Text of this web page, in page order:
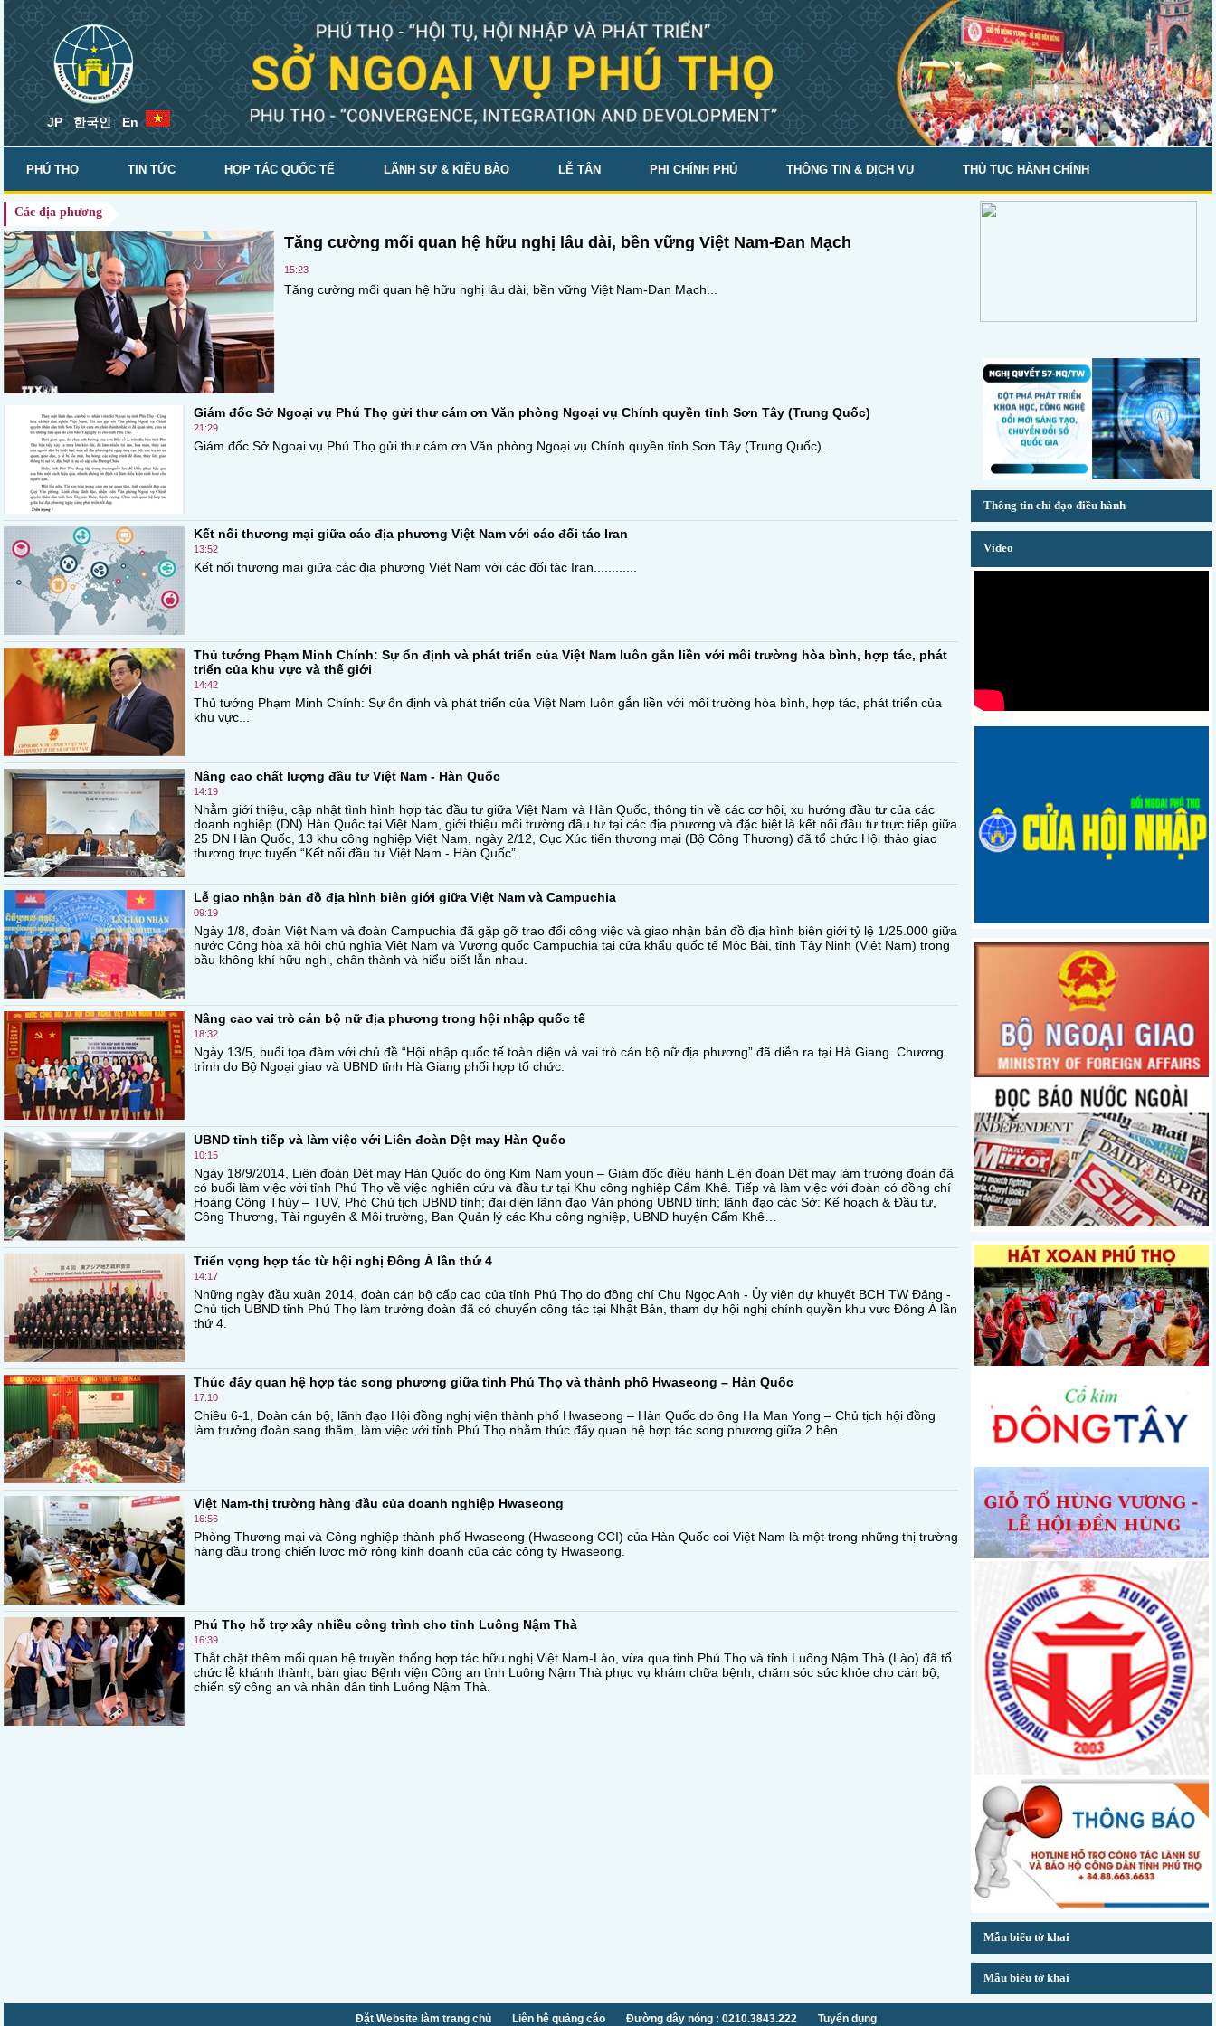
JP 한국인 En
PHÚ THỌ TIN TỨC HỢP TÁC QUỐC TẾ LÃNH SỰ & KIỀU BÀO LỄ TÂN PHI CHÍNH PHỦ THÔNG TIN & DỊCH VỤ THỦ TỤC HÀNH CHÍNH
SỞ NGOẠI VỤ
Các địa phương
Tăng cường mối quan hệ hữu nghị lâu dài, bền vững Việt Nam-Đan Mạch
15:23
Tăng cường mối quan hệ hữu nghị lâu dài, bền vững Việt Nam-Đan Mạch...
Giám đốc Sở Ngoại vụ Phú Thọ gửi thư cám ơn Văn phòng Ngoại vụ Chính quyền tỉnh Sơn Tây (Trung Quốc)
21:29
Giám đốc Sở Ngoại vụ Phú Thọ gửi thư cám ơn Văn phòng Ngoại vụ Chính quyền tỉnh Sơn Tây (Trung Quốc)...
Kết nối thương mại giữa các địa phương Việt Nam với các đối tác Iran
13:52
Kết nối thương mại giữa các địa phương Việt Nam với các đối tác Iran............
Thủ tướng Phạm Minh Chính: Sự ổn định và phát triển của Việt Nam luôn gắn liền với môi trường hòa bình, hợp tác, phát
triển của khu vực và thế giới
14:42
Thủ tướng Phạm Minh Chính: Sự ổn định và phát triển của Việt Nam luôn gắn liền với môi trường hòa bình, hợp tác, phát triển của
khu vực...
Nâng cao chất lượng đầu tư Việt Nam - Hàn Quốc
14:19
Nhằm giới thiệu, cập nhật tình hình hợp tác đầu tư giữa Việt Nam và Hàn Quốc, thông tin về các cơ hội, xu hướng đầu tư của các
doanh nghiệp (DN) Hàn Quốc tại Việt Nam, giới thiệu môi trường đầu tư tại các địa phương và đặc biệt là kết nối đầu tư trực tiếp giữa
25 DN Hàn Quốc, 13 khu công nghiệp Việt Nam, ngày 2/12, Cục Xúc tiến thương mại (Bộ Công Thương) đã tổ chức Hội thảo giao
thương trực tuyến “Kết nối đầu tư Việt Nam - Hàn Quốc”.
Lễ giao nhận bản đồ địa hình biên giới giữa Việt Nam và Campuchia
09:19
Ngày 1/8, đoàn Việt Nam và đoàn Campuchia đã gặp gỡ trao đổi công việc và giao nhận bản đồ địa hình biên giới tỷ lệ 1/25.000 giữa
nước Cộng hòa xã hội chủ nghĩa Việt Nam và Vương quốc Campuchia tại cửa khẩu quốc tế Mộc Bài, tỉnh Tây Ninh (Việt Nam) trong
bầu không khí hữu nghị, chân thành và hiểu biết lẫn nhau.
Nâng cao vai trò cán bộ nữ địa phương trong hội nhập quốc tế
18:32
Ngày 13/5, buổi tọa đàm với chủ đề “Hội nhập quốc tế toàn diện và vai trò cán bộ nữ địa phương” đã diễn ra tại Hà Giang. Chương
trình do Bộ Ngoại giao và UBND tỉnh Hà Giang phối hợp tổ chức.
UBND tỉnh tiếp và làm việc với Liên đoàn Dệt may Hàn Quốc
10:15
Ngày 18/9/2014, Liên đoàn Dệt may Hàn Quốc do ông Kim Nam youn – Giám đốc điều hành Liên đoàn Dệt may làm trưởng đoàn đã
có buổi làm việc với tỉnh Phú Thọ về việc nghiên cứu và đầu tư tại Khu công nghiệp Cẩm Khê. Tiếp và làm việc với đoàn có đồng chí
Hoàng Công Thủy – TUV, Phó Chủ tịch UBND tỉnh; đại diện lãnh đạo Văn phòng UBND tỉnh; lãnh đạo các Sở: Kế hoạch & Đầu tư,
Công Thương, Tài nguyên & Môi trường, Ban Quản lý các Khu công nghiệp, UBND huyện Cẩm Khê…
Triển vọng hợp tác từ hội nghị Đông Á lần thứ 4
14:17
Những ngày đầu xuân 2014, đoàn cán bộ cấp cao của tỉnh Phú Thọ do đồng chí Chu Ngọc Anh - Ủy viên dự khuyết BCH TW Đảng -
Chủ tịch UBND tỉnh Phú Thọ làm trưởng đoàn đã có chuyến công tác tại Nhật Bản, tham dự hội nghị chính quyền khu vực Đông Á lần
thứ 4.
Thúc đẩy quan hệ hợp tác song phương giữa tỉnh Phú Thọ và thành phố Hwaseong – Hàn Quốc
17:10
Chiều 6-1, Đoàn cán bộ, lãnh đạo Hội đồng nghị viện thành phố Hwaseong – Hàn Quốc do ông Ha Man Yong – Chủ tịch hội đồng
làm trưởng đoàn sang thăm, làm việc với tỉnh Phú Thọ nhằm thúc đẩy quan hệ hợp tác song phương giữa 2 bên.
Việt Nam-thị trường hàng đầu của doanh nghiệp Hwaseong
16:56
Phòng Thương mại và Công nghiệp thành phố Hwaseong (Hwaseong CCI) của Hàn Quốc coi Việt Nam là một trong những thị trường
hàng đầu trong chiến lược mở rộng kinh doanh của các công ty Hwaseong.
Phú Thọ hỗ trợ xây nhiều công trình cho tỉnh Luông Nậm Thà
16:39
Thắt chặt thêm mối quan hệ truyền thống hợp tác hữu nghị Việt Nam-Lào, vừa qua tỉnh Phú Thọ và tỉnh Luông Nậm Thà (Lào) đã tổ
chức lễ khánh thành, bàn giao Bệnh viện Công an tỉnh Luông Nậm Thà phục vụ khám chữa bệnh, chăm sóc sức khỏe cho cán bộ,
chiến sỹ công an và nhân dân tỉnh Luông Nậm Thà.
Thông tin chỉ đạo điều hành
Video
Mẫu biểu tờ khai
Mẫu biểu tờ khai
Đặt Website làm trang chủ Liên hệ quảng cáo Đường dây nóng : 0210.3843.222 Tuyển dụng